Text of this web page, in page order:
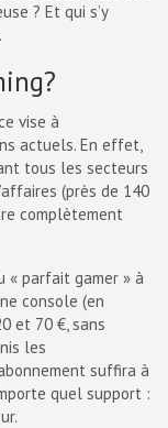
? Et qui s’y
vise à
actuels. En effet,
tous les secteurs
(près de 140
complètement
« parfait gamer » à
console (en
et 70 €, sans
les
suffira à
quel support :